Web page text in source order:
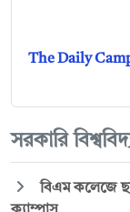
The Daily
সরকারি
বিএম কলেজে